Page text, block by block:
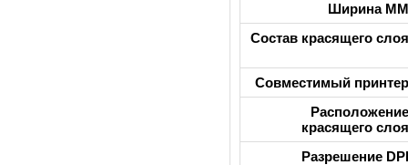
Ширина ММ
Состав красящего слоя
Совместимый принтер
Расположение
красящего слоя
Разрешение DPI